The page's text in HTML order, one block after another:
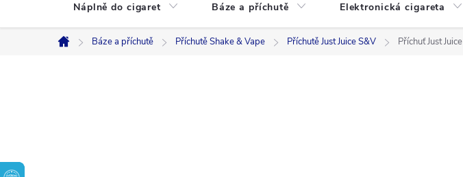
Náplně do cigaret Báze a příchutě Elektronická cigareta
Domů
Báze a příchutě Příchutě Shake & Vape Příchutě Just Juice S&V Příchuť Just